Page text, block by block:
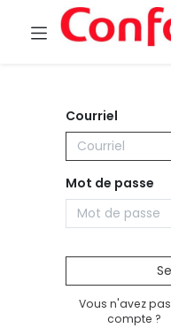
Courriel
Mot de passe
Vous n'avez
compte ?